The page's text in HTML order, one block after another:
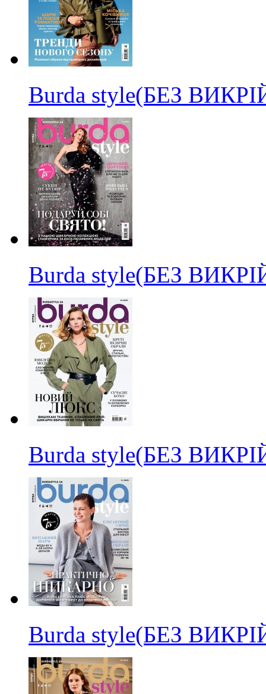
Burda style(БЕЗ
Burda style(БЕЗ
Burda style(БЕЗ
Burda style(БЕЗ